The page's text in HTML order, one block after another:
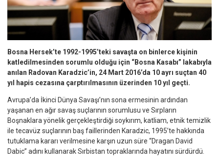
Bosna Hersek’te 1992-1995’teki savaşta on binlerce kişinin
katledilmesinden sorumlu olduğu için “Bosna Kasabı” lakabıyla
anılan Radovan Karadzic’in, 24 Mart 2016’da 10 ayrı suçtan 40
yıl hapis cezasına çarptırılmasının üzerinden 10 yıl geçti.
Avrupa’da İkinci Dünya Savaşı’nın sona ermesinin ardından
yaşanan en ağır savaş suçlarının sorumlusu ve Sırpların
Boşnaklara yönelik gerçekleştirdiği soykırım, katliam, etnik temizlik
ile tecavüz suçlarının baş faillerinden Karadzic, 1995’te hakkında
tutuklama kararı verilmesine karşın uzun süre “Dragan David
Dabic” adını kullanarak Sırbistan topraklarında hayatını sürdürdü.